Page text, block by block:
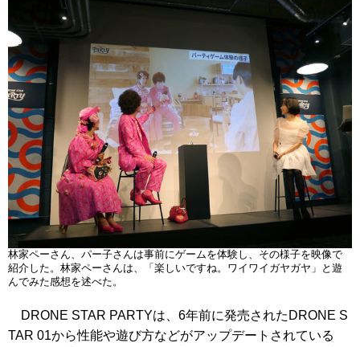
林家ペーさん、パー子さんは事前にゲームを体験し、その様子を映像で
紹介した。林家ペーさんは、「楽しいですね。ワイワイガヤガヤ」と遊
んでみた感想を述べた。
DRONE STAR PARTYは、6年前に発売されたDRONE S
TAR 01から性能や遊び方などがアップデートされている